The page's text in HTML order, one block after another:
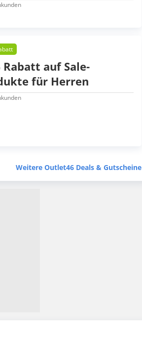
Rabatt auf Sale-
für Herren
Weitere Outlet46 Deals & Gutscheine